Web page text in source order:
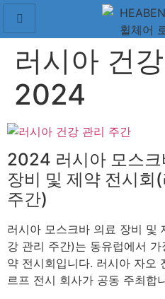
러시아 건
2024
2024 러시아 모스
장비 및 제약 전시회
주간)
러시아 모스크바 의료 장비 및
강 관리 주간)는 동유럽에서
약 전시회입니다. 러시아 자오
르프 전시 회사가 공동 주최합